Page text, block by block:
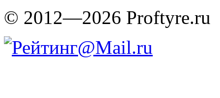
© 2012—2026 Proftyre.ru